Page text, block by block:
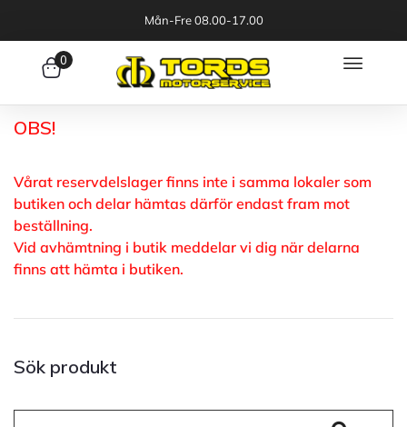
Mån-Fre 08.00-17.00
0
OBS!
Vårat reservdelslager finns inte i samma lokaler som
butiken och delar hämtas därför endast fram mot
beställning.
Vid avhämtning i butik meddelar vi dig när delarna
finns att hämta i butiken.
Sök produkt